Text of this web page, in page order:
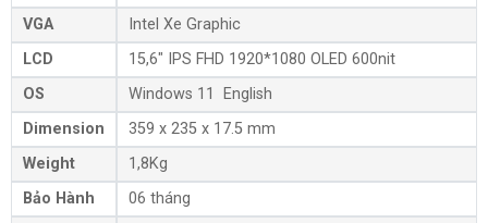
VGA
Intel Xe Graphic
LCD
15,6″ IPS FHD 1920*1080 OLED 600nit
OS
Windows 11 English
Dimension
359 x 235 x 17.5 mm
Weight
1,8Kg
Bảo Hành
06 tháng